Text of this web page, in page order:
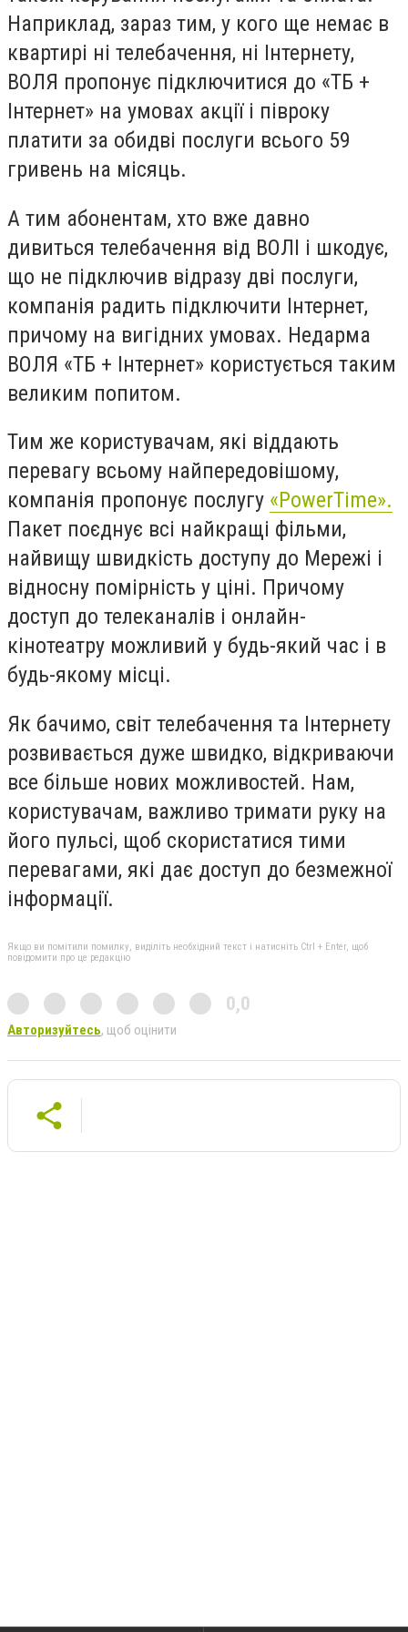
Наприклад, зараз тим, у кого ще немає в
квартирі ні телебачення, ні Інтернету,
ВОЛЯ пропонує підключитися до «ТБ +
Інтернет» на умовах акції і півроку
платити за обидві послуги всього 59
гривень на місяць.
А тим абонентам, хто вже давно
дивиться телебачення від ВОЛІ і шкодує,
що не підключив відразу дві послуги,
компанія радить підключити Інтернет,
причому на вигідних умовах. Недарма
ВОЛЯ «ТБ + Інтернет» користується таким
великим попитом.
Тим же користувачам, які віддають
перевагу всьому найпередовішому,
компанія пропонує послугу «PowerTime».
Пакет поєднує всі найкращі фільми,
найвищу швидкість доступу до Мережі і
відносну помірність у ціні. Причому
доступ до телеканалів і онлайн-
кінотеатру можливий у будь-який час і в
будь-якому місці.
Як бачимо, світ телебачення та Інтернету
розвивається дуже швидко, відкриваючи
все більше нових можливостей. Нам,
користувачам, важливо тримати руку на
його пульсі, щоб скористатися тими
перевагами, які дає доступ до безмежної
інформації.
Якщо ви помітили помилку, виділіть необхідний текст і натисніть Ctrl + Enter, щоб
повідомити про це редакцію
0,0
Авторизуйтесь, щоб оцінити